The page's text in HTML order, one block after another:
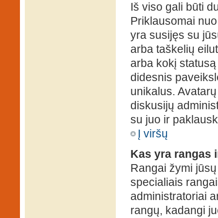
Iš viso gali būti
Priklausomai
yra susijęs su
arba taškelių
arba kokį
didesnis
unikalus.
diskusijų
su juo ir
Į viršų
Kas yra rangas
Rangai žymi
specialiais
administratoriai
rangų, kadangi